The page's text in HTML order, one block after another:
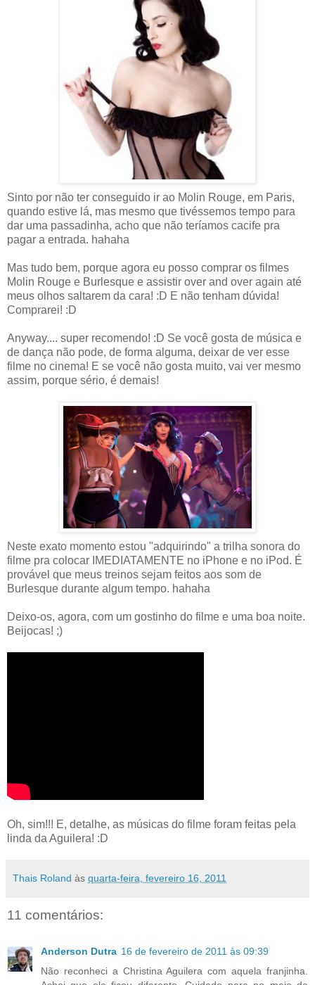
Sinto por não ter conseguido ir ao Molin Rouge, em Paris,
quando estive lá, mas mesmo que tivéssemos tempo para
dar uma passadinha, acho que não teríamos cacife pra
pagar a entrada. hahaha
Mas tudo bem, porque agora eu posso comprar os filmes
Molin Rouge e Burlesque e assistir over and over again até
meus olhos saltarem da cara! :D E não tenham dúvida!
Comprarei! :D
Anyway.... super recomendo! :D Se você gosta de música e
de dança não pode, de forma alguma, deixar de ver esse
filme no cinema! E se você não gosta muito, vai ver mesmo
assim, porque sério, é demais!
Neste exato momento estou "adquirindo" a trilha sonora do
filme pra colocar IMEDIATAMENTE no iPhone e no iPod. É
provável que meus treinos sejam feitos aos som de
Burlesque durante algum tempo. hahaha
Deixo-os, agora, com um gostinho do filme e uma boa noite.
Beijocas! ;)
Oh, sim!!! E, detalhe, as músicas do filme foram feitas pela
linda da Aguilera! :D
Thais Roland às quarta-feira, fevereiro 16, 2011
11 comentários:
Anderson Dutra 16 de fevereiro de 2011 às 09:39
Não reconheci a Christina Aguilera com aquela franjinha.